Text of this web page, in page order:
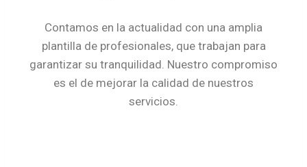
Contamos en la actualidad con una amplia
plantilla de profesionales, que trabajan para
garantizar su tranquilidad. Nuestro compromiso
es el de mejorar la calidad de nuestros
servicios.